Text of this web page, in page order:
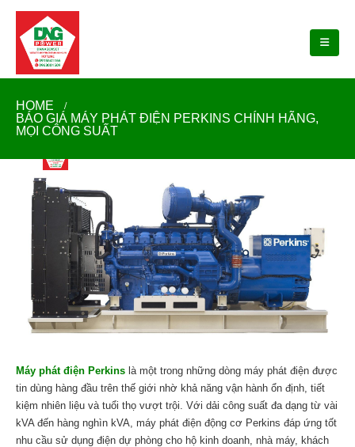
HOME
BÁO GIÁ MÁY PHÁT ĐIỆN PERKINS CHÍNH HÃNG,
MỌI CÔNG SUẤT
Máy phát điện Perkins là một trong những dòng máy phát điện được
tin dùng hàng đầu trên thế giới nhờ khả năng vận hành ổn định, tiết
kiệm nhiên liệu và tuổi thọ vượt trội. Với dải công suất đa dạng từ vài
kVA đến hàng nghìn kVA, máy phát điện động cơ Perkins đáp ứng tốt
nhu cầu sử dụng điện dự phòng cho hộ kinh doanh, nhà máy, khách